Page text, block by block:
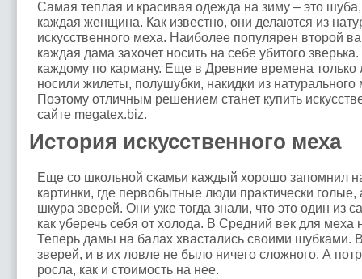
Самая теплая и красивая одежда на зиму – это шуба,
каждая женщина. Как известно, они делаются из
искусственного меха. Наиболее популярен второй
каждая дама захочет носить на себе убитого
каждому по карману. Еще в Древние времена только
носили жилеты, полушубки, накидки из
Поэтому отличным решением станет купить
сайте megatex.biz.
История искусственного меха
Еще со школьной скамьи каждый хорошо запомнил
картинки, где первобытные люди практически голые,
шкура зверей. Они уже тогда знали, что это один из
как уберечь себя от холода. В Средний век для меха
Теперь дамы на балах хвастались своими шубками.
зверей, и в их ловле не было ничего сложного. А
росла, как и стоимость на нее.